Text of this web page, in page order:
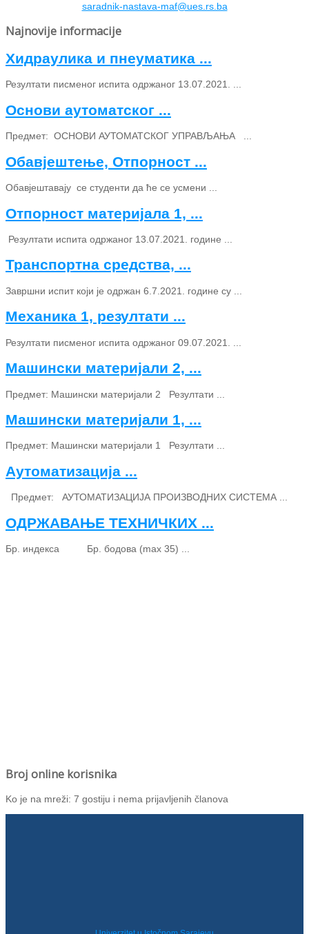
saradnik-nastava-maf@ues.rs.ba
Najnovije informacije
Хидраулика и пнеуматика ...
Резултати писменог испита одржаног 13.07.2021. ...
Основи аутоматског ...
Предмет: ОСНОВИ АУТОМАТСКОГ УПРАВЉАЊА ...
Обавјештење, Отпорност ...
Обавјештавају се студенти да ће се усмени ...
Отпорност материјала 1, ...
Резултати испита одржаног 13.07.2021. године ...
Транспортна средства, ...
Завршни испит који је одржан 6.7.2021. године су ...
Механика 1, резултати ...
Резултати писменог испита одржаног 09.07.2021. ...
Машински материјали 2, ...
Предмет: Машински материјали 2 Резултати ...
Машински материјали 1, ...
Предмет: Машински материјали 1 Резултати ...
Аутоматизација ...
Предмет: АУТОМАТИЗАЦИЈА ПРОИЗВОДНИХ СИСТЕМА ...
ОДРЖАВАЊЕ ТЕХНИЧКИХ ...
Бр. индекса Бр. бодова (max 35) ...
Broj online korisnika
Ko je na mreži: 7 gostiju i nema prijavljenih članova